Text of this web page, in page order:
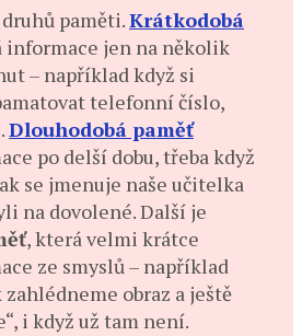
paměti.Krátkodobá
informace jen na několik
– například když si
telefonní číslo,
Dlouhodobá paměť
po delší dobu, třeba když
se jmenuje naše učitelka
na dovolené. Další je
, která velmi krátce
ze smyslů – například
obraz a ještě
i když už tam není.